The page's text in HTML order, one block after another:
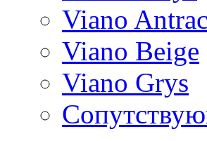
Viano
Viano Beige
Viano Grys